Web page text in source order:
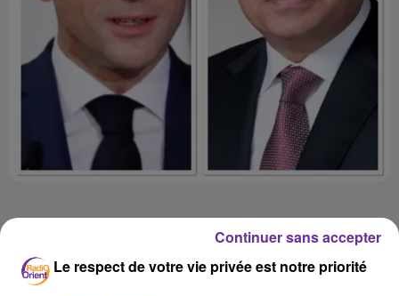
Egypte
Le respect de votre vie privée est notre priorité
Continuer sans accepter